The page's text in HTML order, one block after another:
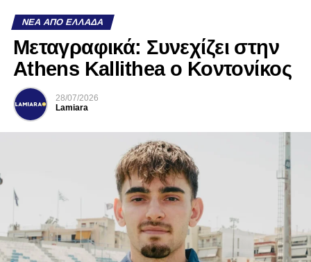
ΝΈΑ ΑΠΌ ΕΛΛΆΔΑ
Mεταγραφικά: Συνεχίζει στην
Athens Kallithea ο Κοντονίκος
28/07/2026
Lamiara